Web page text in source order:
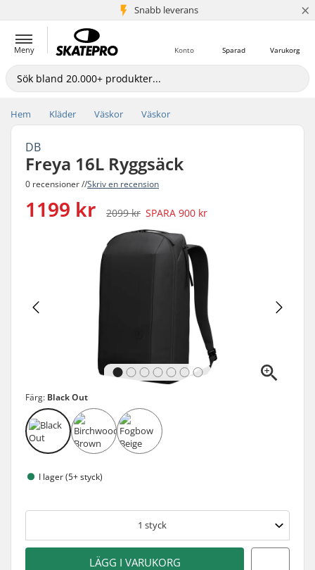
Snabb leverans
5+ milj. kunder ×
Meny Varukorg
Sparad
Konto
Hem Kläder Väskor Väskor
DB
Freya 16L Ryggsäck
0 recensioner //Skriv en recension
1199 kr 2099 kr SPARA 900 kr
Färg: Black Out
I lager (5+ styck)
1 styck
LÄGG I VARUKORG